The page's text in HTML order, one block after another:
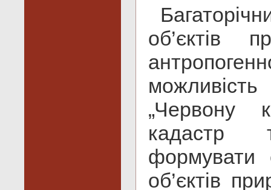
об’єктів
„Червону
кадастр
формувати
об’єктів